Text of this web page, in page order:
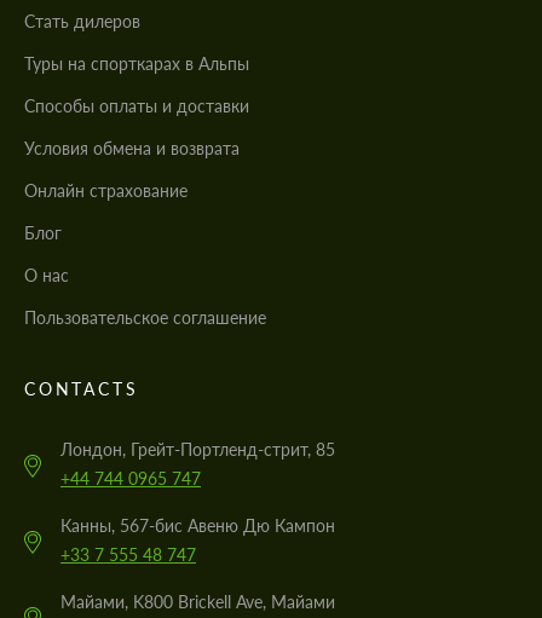
Стать дилеров
Туры на спорткарах в Альпы
Cпособы оплаты и доставки
Условия обмена и возврата
Онлайн страхование
Блог
О нас
Пользовательское соглашение
CONTACTS
Лондон, Грейт-Портленд-стрит, 85
+44 744 0965 747
Канны, 567-бис Авеню Дю Кампон
+33 7 555 48 747
Майами, K800 Brickell Ave, Майами